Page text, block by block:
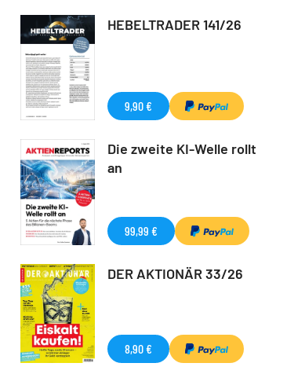
HEBELTRADER 141/26
9,90 €
Die zweite KI-Welle rollt
an
99,99 €
DER AKTIONÄR 33/26
8,90 €